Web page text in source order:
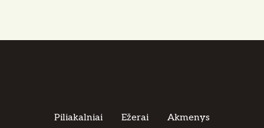
Piliakalniai Ežerai Akmenys